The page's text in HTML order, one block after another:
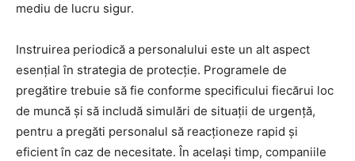
mediu de lucru sigur.
Instruirea periodică a personalului este un alt aspect
esențial în strategia de protecție. Programele de
pregătire trebuie să fie conforme specificului fiecărui loc
de muncă și să includă simulări de situații de urgență,
pentru a pregăti personalul să reacționeze rapid și
eficient în caz de necesitate. În același timp, companiile